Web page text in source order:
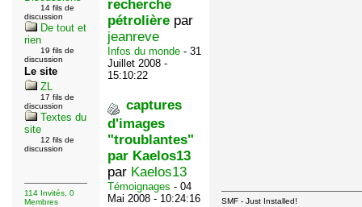
14 fils de
discussion
De tout et
rien
19 fils de
discussion
Le site
ZL
17 fils de
discussion
Textes du
site
12 fils de
discussion
114 Invités, 0
Membres
recherche
pétrolière par
jeanreve
Infos du monde - 31
Juillet 2008 -
15:10:22
captures
d'images
"troublantes"
par Kaelos13
par Kaelos13
Témoignages - 04
Mai 2008 - 10:24:16
SMF - Just Installed!